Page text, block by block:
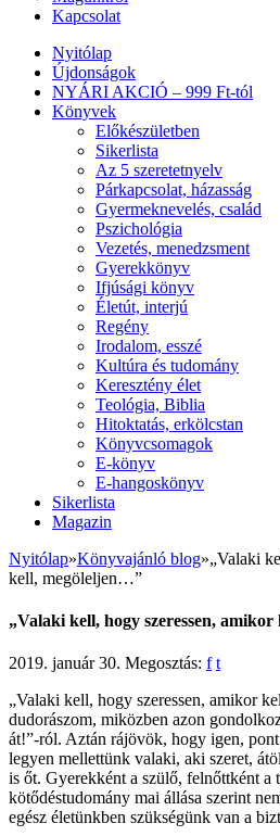
Kapcsolat
Nyitólap
Újdonságok
NYÁRI AKCIÓ – 999 Ft-tól
Könyvek
Előkészületben
Sikerlista
Az 5 szeretetnyelv
Párkapcsolat, házasság
Gyermeknevelés, család
Pszichológia
Vezetés, menedzsment
Gyerekkönyv
Ifjúsági könyv
Életút, interjú
Regény
Irodalom, esszé
Kultúra és tudomány
Keresztény élet
Teológia, Biblia
Hitoktatás, erkölcstan
Könyvcsomagok
E-könyv
E-hangoskönyv
Sikerlista
Magazin
Nyitólap»Könyvajánló blog»„Valaki
kell, megöleljen…”
„Valaki kell, hogy szeressen,
2019. január 30. Megosztás: f t
„Valaki kell, hogy szeressen, amikor
dudorászom, miközben azon
át!”-ról. Aztán rájövök, hogy igen,
legyen mellettünk valaki, aki szeret,
is őt. Gyerekként a szülő, felnőttként a
kötődéstudomány mai állása szerint
egész életünkben szükségünk van a